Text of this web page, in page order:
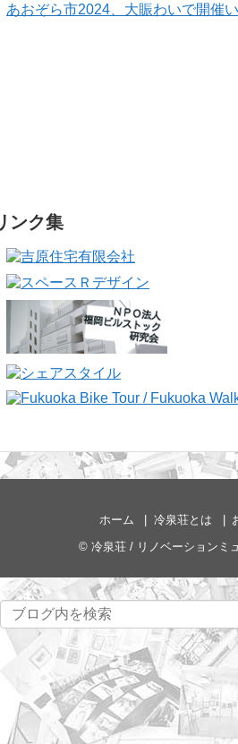
あおぞら市2024、大賑わいで開催
ンク集
ホーム 冷泉荘とは
© 冷泉荘 / リノベーションミ